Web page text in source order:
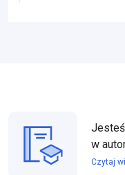
w
Czytaj